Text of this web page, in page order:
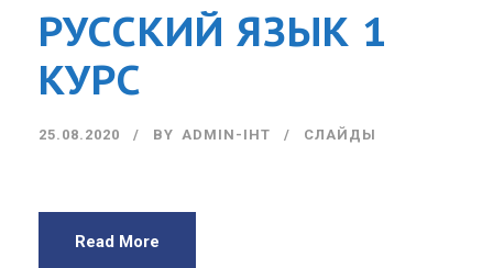
РУССКИЙ ЯЗЫК 1
КУРС
25.08.2020 BY ADMIN-IHT СЛАЙДЫ
Read More